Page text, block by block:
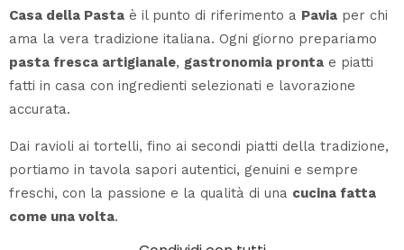
Casa della Pasta è il punto di riferimento a Pavia per chi
ama la vera tradizione italiana. Ogni giorno prepariamo
pasta fresca artigianale, gastronomia pronta e piatti
fatti in casa con ingredienti selezionati e lavorazione
accurata.
Dai ravioli ai tortelli, fino ai secondi piatti della tradizione,
portiamo in tavola sapori autentici, genuini e sempre
freschi, con la passione e la qualità di una cucina fatta
come una volta.